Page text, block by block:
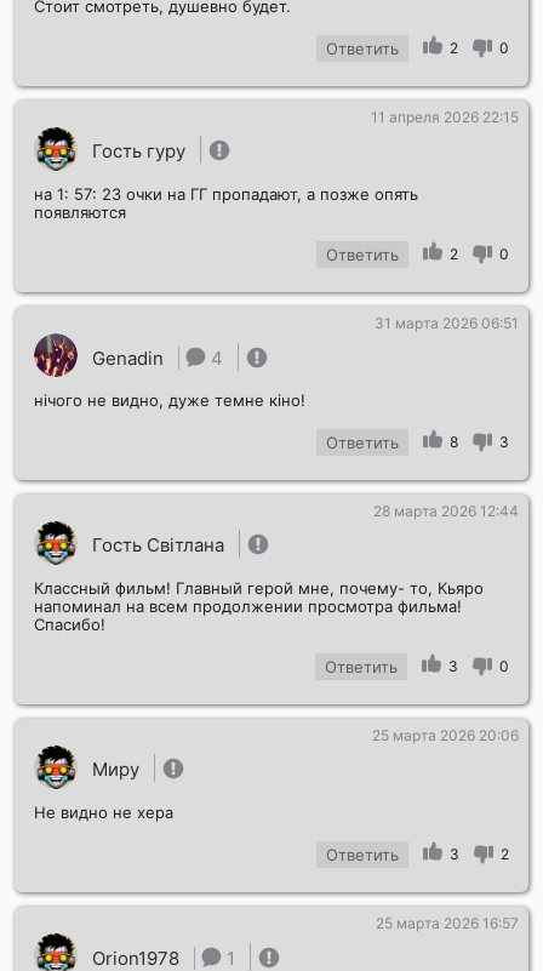
Стоит смотреть, душевно будет.
Ответить 2 0
Гость гуру
11 апреля 2026 22:15
на 1: 57: 23 очки на ГГ пропадают, а позже опять
появляются
Ответить 2 0
Genadin 4
31 марта 2026 06:51
нічого не видно, дуже темне кіно!
Ответить 8 3
Гость Світлана
28 марта 2026 12:44
Классный фильм! Главный герой мне, почему- то, Кьяро
напоминал на всем продолжении просмотра фильма!
Спасибо!
Ответить 3 0
Миру
25 марта 2026 20:06
Не видно не хера
Ответить 3 2
Orion1978 1
25 марта 2026 16:57